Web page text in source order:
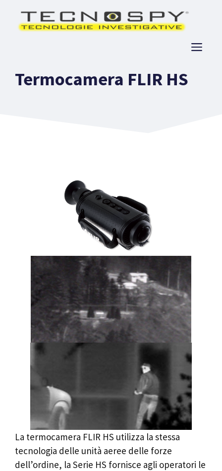
contenuto
Termocamera FLIR HS
La termocamera FLIR HS utilizza la stessa
tecnologia delle unità aeree delle forze
dell’ordine, la Serie HS fornisce agli operatori le